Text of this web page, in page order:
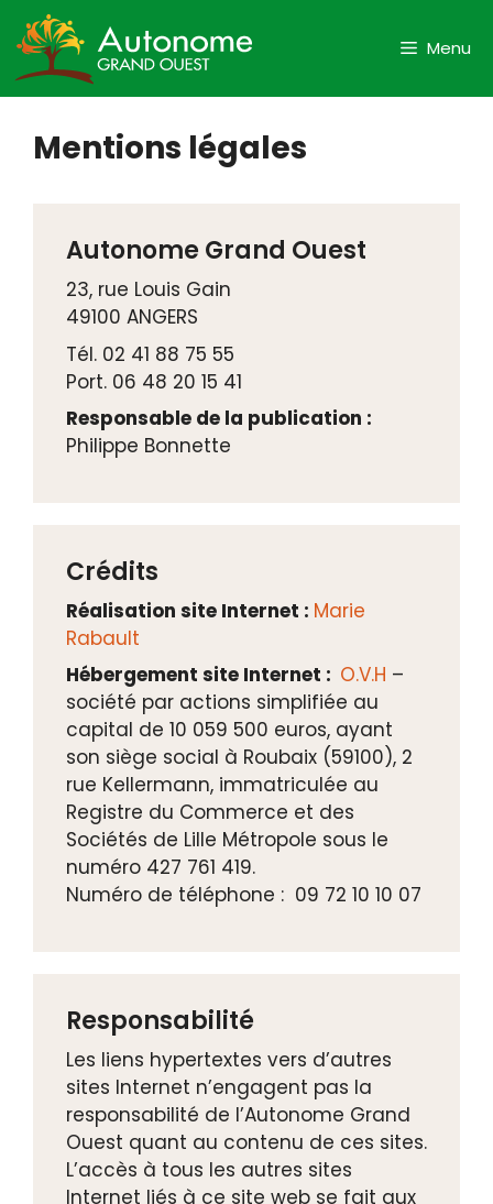
au
contenu
Menu
Mentions légales
Autonome Grand Ouest
23, rue Louis Gain
49100 ANGERS
Tél. 02 41 88 75 55
Port. 06 48 20 15 41
Responsable de la publication :
Philippe Bonnette
Crédits
Réalisation site Internet : Marie
Rabault
Hébergement site Internet : O.V.H –
société par actions simplifiée au
capital de 10 059 500 euros, ayant
son siège social à Roubaix (59100), 2
rue Kellermann, immatriculée au
Registre du Commerce et des
Sociétés de Lille Métropole sous le
numéro 427 761 419.
Numéro de téléphone : 09 72 10 10 07
Responsabilité
Les liens hypertextes vers d’autres
sites Internet n’engagent pas la
responsabilité de l’Autonome Grand
Ouest quant au contenu de ces sites.
L’accès à tous les autres sites
Internet liés à ce site web se fait aux